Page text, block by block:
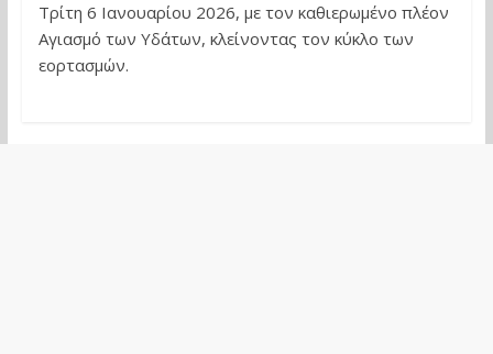
Τρίτη 6 Ιανουαρίου 2026, με τον καθιερωμένο πλέον
Αγιασμό των Υδάτων, κλείνοντας τον κύκλο των
εορτασμών.